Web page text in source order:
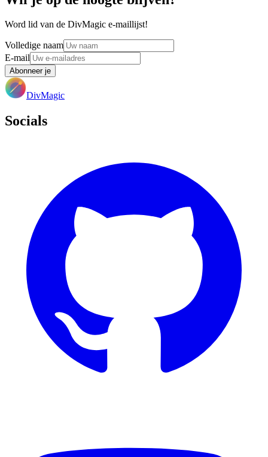
Word lid van de DivMagic e-maillijst!
Volledige naam
E-mail
Abonneer je
DivMagic
Socials